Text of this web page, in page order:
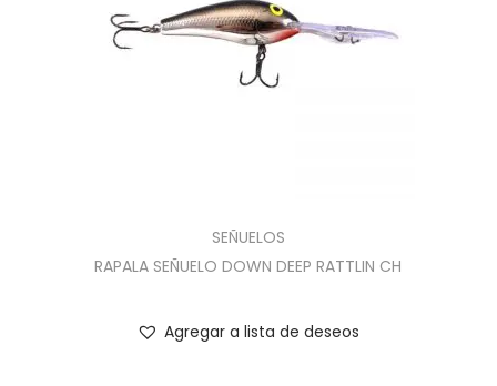
SEÑUELOS
RAPALA SEÑUELO DOWN DEEP RATTLIN CH
Agregar a lista de deseos